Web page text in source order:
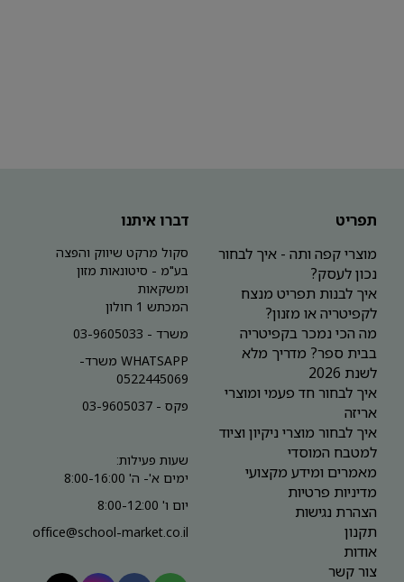
דברו איתנו
סקול מרקט שיווק והפצה
בע"מ - סיטונאות מזון
ומשקאות
המכתש 1 חולון
משרד - 03-9605033
WHATSAPP משרד-
0522445069
פקס - 03-9605037
שעות פעילות:
ימים א'- ה' 8:00-16:00
יום ו' 8:00-12:00
office@school-market.co.il
תפריט
מוצרי קפה ותה - איך לבחור
נכון לעסק?
איך לבנות תפריט מנצח
לקפיטריה או מזנון?
מה הכי נמכר בקפיטריה
בבית ספר? מדריך מלא
לשנת 2026
איך לבחור חד פעמי ומוצרי
אריזה
איך לבחור מוצרי ניקיון וציוד
למטבח המוסדי
מאמרים ומידע מקצועי
מדיניות פרטיות
הצהרת נגישות
תקנון
אודות
צור קשר